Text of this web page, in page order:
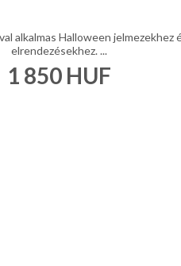
alkalmas Halloween
elrendezésekhez. ...
1 850 HUF